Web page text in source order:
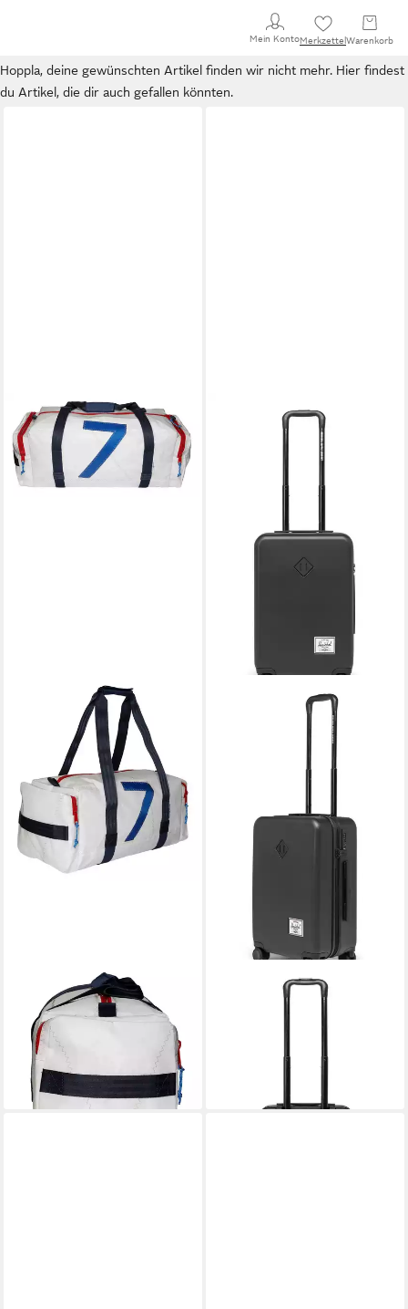
Mein KontoMerkzettel Warenkorb
Hoppla, deine gewünschten Artikel finden wir nicht mehr. Hier findest
du Artikel, die dir auch gefallen könnten.
CRAZY4SAILING
Reisetasche Segeltuch
Tasche C4S Dacron
119,29 €
lieferbar - in 5-6 Werktagen bei dir
Hartschalen-Trolley Hardshell
leider ausverkauft